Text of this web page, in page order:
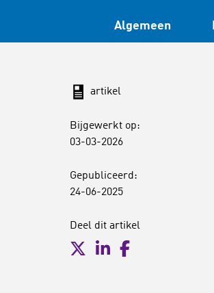
Algemeen
artikel
Bijgewerkt op:
03-03-2026
Gepubliceerd:
24-06-2025
Deel dit artikel